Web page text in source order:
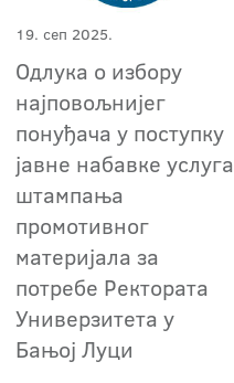
19. сеп 2025.
Одлука о избору
најповољнијег
понуђача у поступку
јавне набавке услуга
штампања
промотивног
материјала за
потребе Ректората
Универзитета у
Бањој Луци